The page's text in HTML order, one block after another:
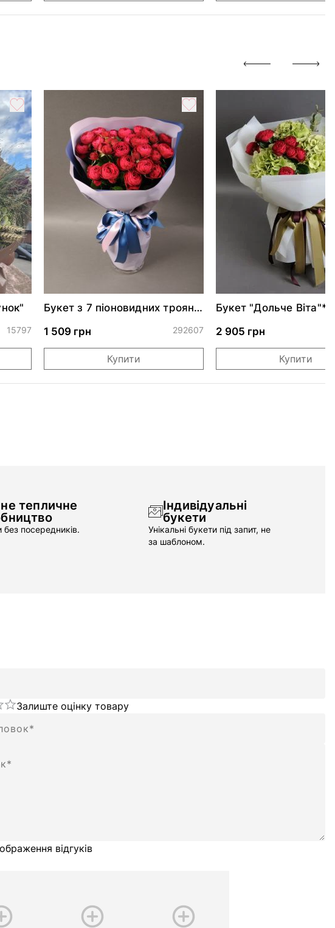
15797
Букет з 7 піоновидних троянд
1 509 грн
292607
Купити
Букет "Дольче Віта"*
2 905 грн
Купити
тепличне
без посередників.
Індивідуальні
букети
Унікальні букети під запит, не
за шаблоном.
Залиште оцінку товару
відгуків